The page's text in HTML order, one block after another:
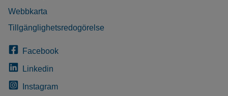
Webbkarta
Tillgänglighetsredogörelse
Facebook
Linkedin
Instagram